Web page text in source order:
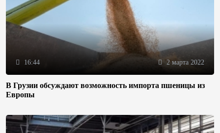
16:44 2 марта 2022
В Грузии обсуждают возможность импорта пшеницы из
Европы